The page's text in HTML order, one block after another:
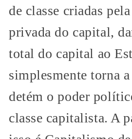
de classe criadas
privada do capital,
total do capital ao
simplesmente torna
detém o poder
classe capitalista. A